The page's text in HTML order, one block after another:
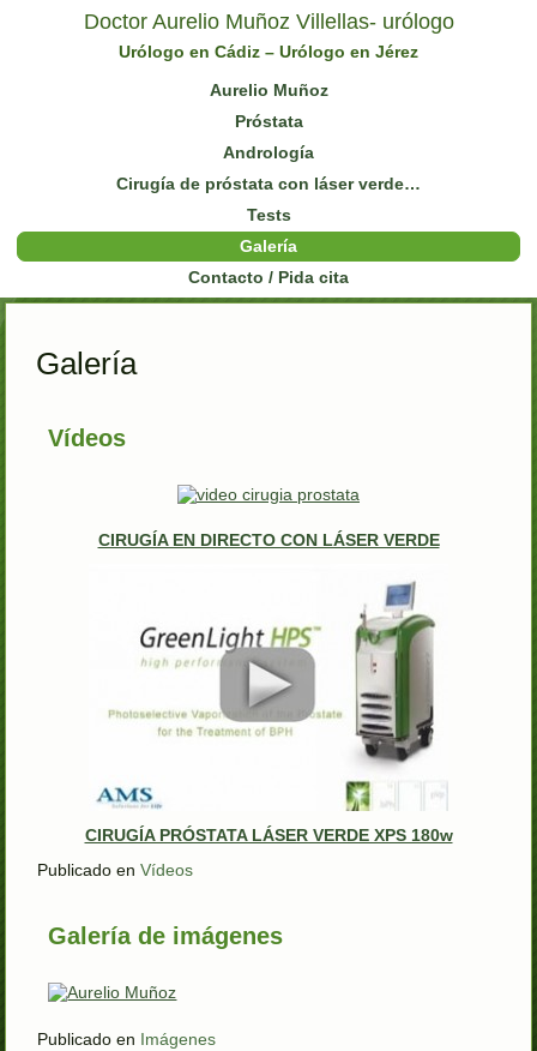
Doctor Aurelio Muñoz Villellas- urólogo
Urólogo en Cádiz – Urólogo en Jérez
Aurelio Muñoz
Próstata
Andrología
Cirugía de próstata con láser verde…
Tests
Galería
Contacto / Pida cita
Galería
Vídeos
CIRUGÍA EN DIRECTO CON LÁSER VERDE
CIRUGÍA PRÓSTATA LÁSER VERDE XPS 180w
Publicado en Vídeos
Galería de imágenes
Publicado en Imágenes